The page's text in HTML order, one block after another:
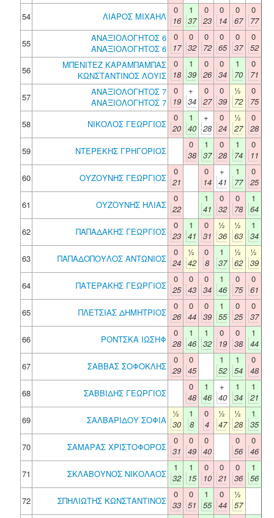
54
ΛΙΑΡΟΣ ΜΙΧΑΗΛ
0
16
1
37
0
23
0
14
0
67
0
77
55
ΑΝΑΞΙΟΛΟΓΗΤΟΣ 6
ΑΝΑΞΙΟΛΟΓΗΤΟΣ 6
0
17
0
32
0
72
0
65
0
37
0
52
56
ΜΠΕΝΙΤΕΖ ΚΑΡΑΜΠΑΜΠΑΣ
ΚΩΝΣΤΑΝΤΙΝΟΣ ΛΟΥΙΣ
0
18
1
39
0
26
0
34
1
70
0
71
57
ΑΝΑΞΙΟΛΟΓΗΤΟΣ 7
ΑΝΑΞΙΟΛΟΓΗΤΟΣ 7
0
19
+
34
0
27
0
39
½
72
0
75
58
ΝΙΚΟΛΟΣ ΓΕΩΡΓΙΟΣ
0
20
1
40
+
28
0
24
½
27
0
28
59
ΝΤΕΡΕΚΗΣ ΓΡΗΓΟΡΙΟΣ
0
38
1
37
0
28
1
74
0
11
60
ΟΥΖΟΥΝΗΣ ΓΕΩΡΓΙΟΣ
0
21
0
14
+
41
1
77
0
25
61
ΟΥΖΟΥΝΗΣ ΗΛΙΑΣ
0
22
1
41
0
32
0
78
1
64
62
ΠΑΠΑΔΑΚΗΣ ΓΕΩΡΓΙΟΣ
0
23
1
41
0
31
½
36
½
63
1
34
63
ΠΑΠΑΔΟΠΟΥΛΟΣ ΑΝΤΩΝΙΟΣ
0
24
½
42
0
8
1
37
½
62
½
39
64
ΠΑΤΕΡΑΚΗΣ ΓΕΩΡΓΙΟΣ
0
25
0
43
0
34
1
46
0
75
0
61
65
ΠΛΕΤΣΙΑΣ ΔΗΜΗΤΡΙΟΣ
0
26
0
44
0
39
1
55
0
25
0
37
66
ΡΟΝΤΣΚΑ ΙΩΣΗΦ
0
28
1
46
1
32
0
19
0
38
1
44
67
ΣΑΒΒΑΣ ΣΟΦΟΚΛΗΣ
0
29
0
45
1
52
1
54
0
48
68
ΣΑΒΒΙΔΗΣ ΓΕΩΡΓΙΟΣ
0
48
1
46
+
40
1
34
1
21
69
ΣΑΛΒΑΡΙΔΟΥ ΣΟΦΙΑ
½
30
1
8
0
4
½
47
½
28
1
35
70
ΣΑΜΑΡΑΣ ΧΡΙΣΤΟΦΟΡΟΣ
0
31
0
49
0
40
0
56
0
46
71
ΣΚΛΑΒΟΥΝΟΣ ΝΙΚΟΛΑΟΣ
1
32
1
15
0
10
0
21
0
36
1
56
72
ΣΠΗΛΙΩΤΗΣ ΚΩΝΣΤΑΝΤΙΝΟΣ
0
33
0
51
1
55
0
44
½
57